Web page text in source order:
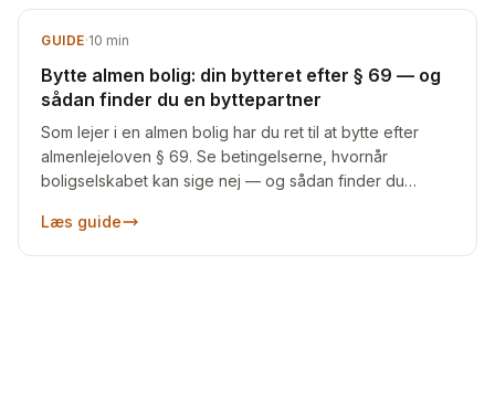
GUIDE·10 min
Bytte almen bolig: din bytteret efter § 69 — og
sådan finder du en byttepartner
Som lejer i en almen bolig har du ret til at bytte efter
almenlejeloven § 69. Se betingelserne, hvornår
boligselskabet kan sige nej — og sådan finder du
Læs guide